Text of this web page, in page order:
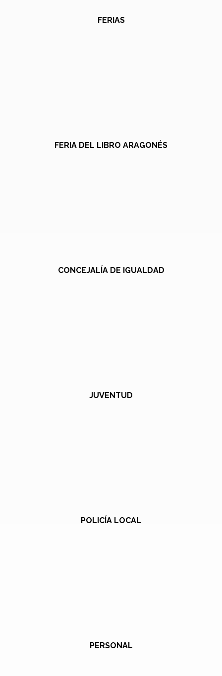
FERIAS
FERIA DEL LIBRO ARAGONÉS
CONCEJALÍA DE IGUALDAD
JUVENTUD
POLICÍA LOCAL
PERSONAL